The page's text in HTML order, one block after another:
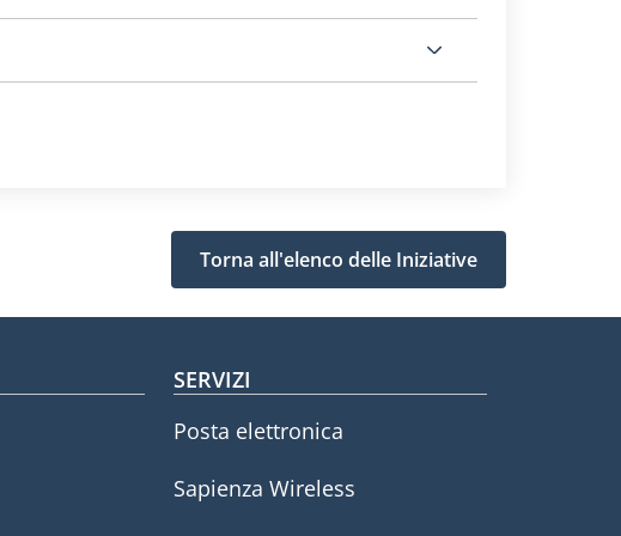
Torna all'elenco delle Iniziative
SERVIZI
Posta elettronica
Sapienza Wireless